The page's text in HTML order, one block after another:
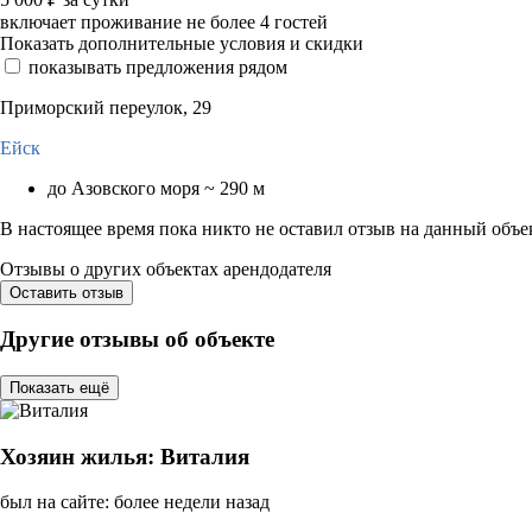
включает проживание не более 4 гостей
Показать дополнительные условия и скидки
показывать предложения рядом
Приморский переулок, 29
Ейск
до Азовского моря ~ 290 м
В настоящее время пока никто не оставил отзыв на данный
Отзывы о других объектах арендодателя
Оставить отзыв
Другие отзывы об объекте
Показать ещё
Хозяин жилья: Виталия
был на сайте: более недели назад